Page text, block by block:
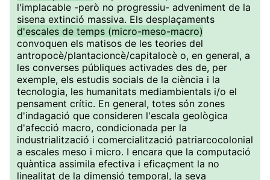
l'implacable -però no progressiu- adveniment de la
sisena extinció massiva. Els desplaçaments
d'escales de temps (micro-meso-macro)
convoquen els matisos de les teories del
antropocè/plantacioncè/capitalocè o, en general, a
les converses públiques activades des de, per
exemple, els estudis socials de la ciència i la
tecnologia, les humanitats mediambientals i/o el
pensament crític. En general, totes són zones
d'indagació que consideren l'escala geològica
d'afecció macro, condicionada per la
industrialització i comercialització patriarcocolonial
a escales meso i micro. I encara que la computació
quàntica assimila efectiva i eficaçment la no
linealitat de la dimensió temporal, la seva